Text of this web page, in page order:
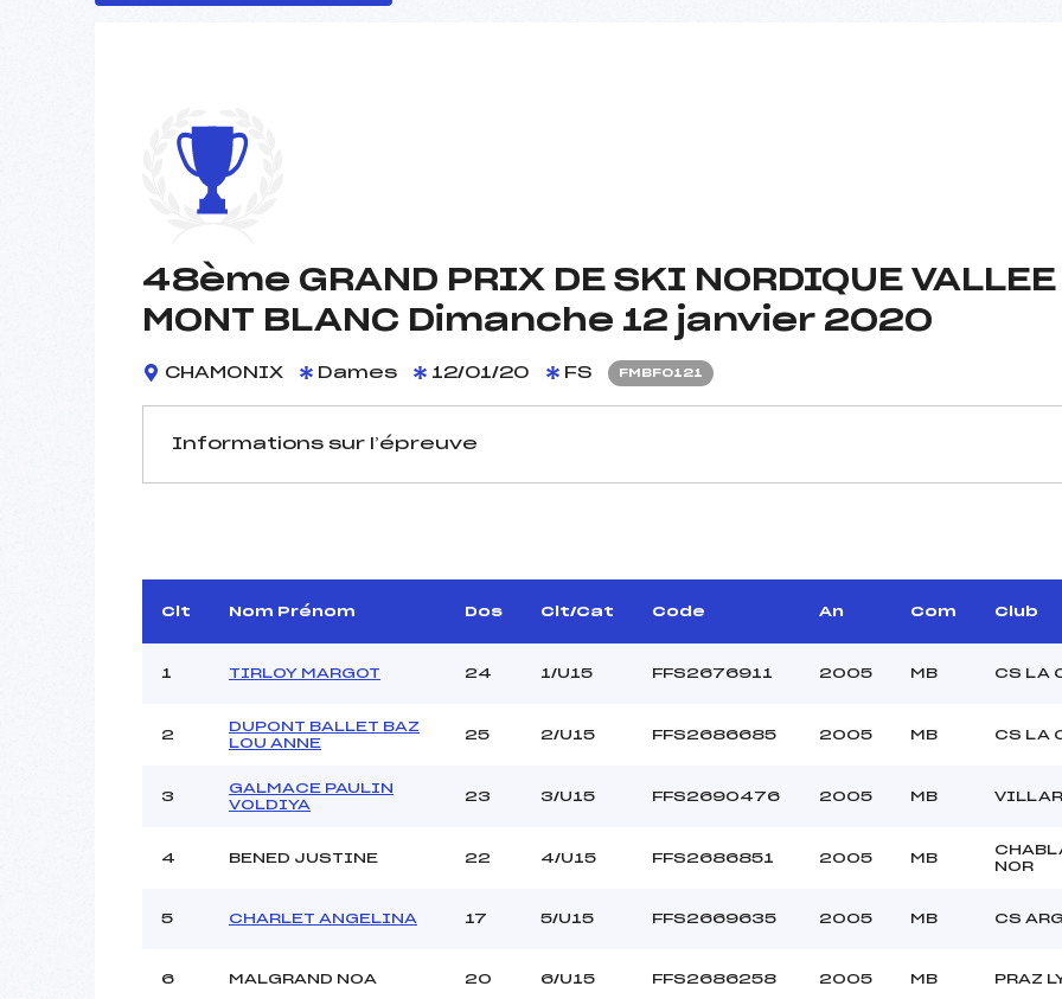
48ème GRAND PRIX DE SKI NORDIQUE
MONT BLANC Dimanche 12 janvier 2020
CHAMONIX Dames 12/01/20 FS FMBF0121
Informations sur l’épreuve
Distance :
Point Haut :
Pénalité appliquée :
240.0000
Clt Nom Prénom Dos Clt/Cat Code An Com Club
1 TIRLOY MARGOT 24 1/U15 FFS2676911 2005 MB CS LA
2
DUPONT BALLET BAZ
LOU ANNE
25 2/U15 FFS2686685 2005 MB CS LA
3
GALMACE PAULIN
VOLDIYA
23 3/U15 FFS2690476 2005 MB
4 BENED JUSTINE 22 4/U15 FFS2686851 2005 MB
NOR
5 CHARLET ANGELINA 17 5/U15 FFS2669635 2005 MB CS
6 MALGRAND NOA 20 6/U15 FFS2686258 2005 MB PRAZ